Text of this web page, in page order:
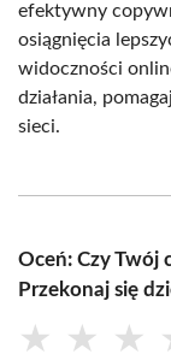
efektywny
osiągnięcia
widoczności
działania,
sieci.
Oceń: Czy Twój
Przekonaj się
★ ★ ★